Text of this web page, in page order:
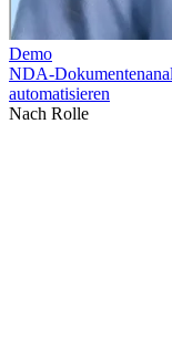
Nach Rolle